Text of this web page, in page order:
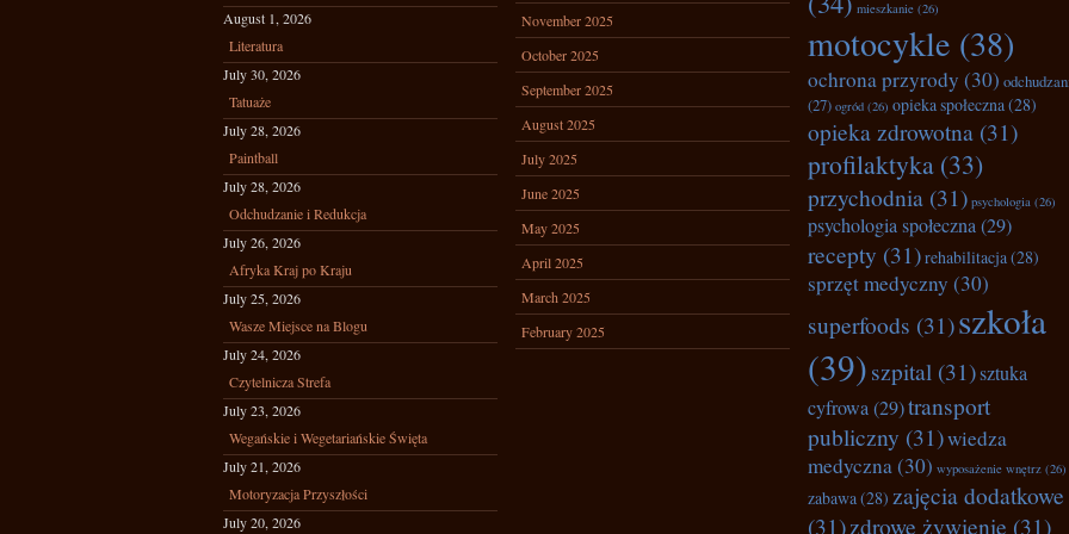
August 1, 2026
Literatura
July 30, 2026
Tatuaże
July 28, 2026
Paintball
July 28, 2026
Odchudzanie i Redukcja
July 26, 2026
Afryka Kraj po Kraju
July 25, 2026
Wasze Miejsce na Blogu
July 24, 2026
Czytelnicza Strefa
July 23, 2026
Wegańskie i Wegetariańskie Święta
July 21, 2026
Motoryzacja Przyszłości
July 20, 2026
November 2025
October 2025
September 2025
August 2025
July 2025
June 2025
May 2025
April 2025
March 2025
February 2025
mieszkanie (26)
motocykle (38)
ochrona przyrody (30)
(27) ogród (26) opieka społeczna(28)
opieka zdrowotna (31)
profilaktyka (33)
przychodnia (31) psychologia (26)
psychologia społeczna(29)
recepty (31)rehabilitacja(28)
sprzęt medyczny (30)
superfoods (31)szkoła
(39)szpital (31)sztuka
cyfrowa(29)transport
publiczny (31)wiedza
medyczna(30) wyposażenie wnętrz (26)
zabawa(28) zajęcia dodatkowe
(31)zdrowe żywienie (31)